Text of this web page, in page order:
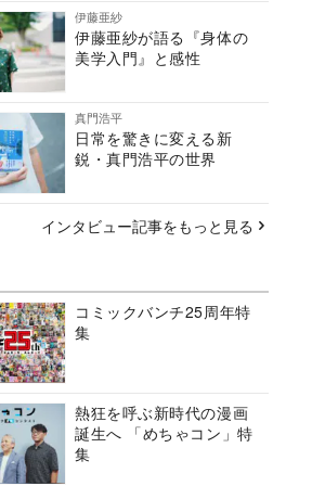
伊藤亜紗
伊藤亜紗が語る『身体の
美学入門』と感性
真門浩平
日常を驚きに変える新
鋭・真門浩平の世界
インタビュー記事をもっと見る
コミックバンチ25周年特
集
熱狂を呼ぶ新時代の漫画
誕生へ 「めちゃコン」特
集